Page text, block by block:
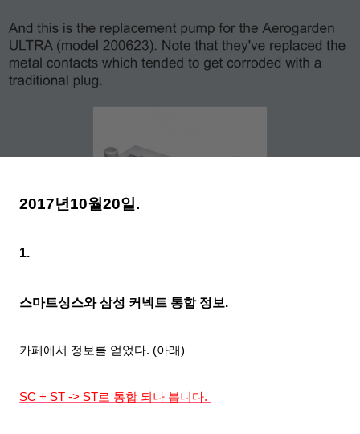
2017년10월20일.
1.
스마트싱스와 삼성 커넥트 통합 정보.
카페에서 정보를 얻었다. (아래)
SC + ST -> ST로 통합 되나 봅니다.